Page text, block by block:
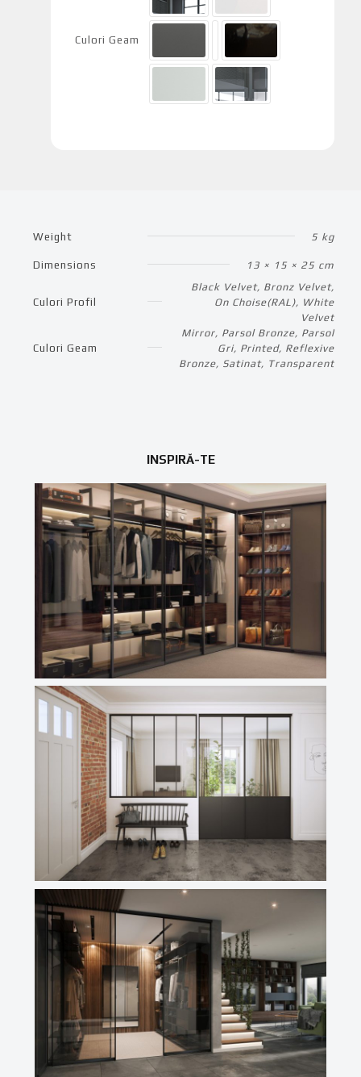
Culori Geam
Weight 5 kg
Dimensions 13 × 15 × 25 cm
Culori Profil
Black Velvet, Bronz Velvet,
On Choise(RAL), White
Velvet
Culori Geam
Mirror, Parsol Bronze, Parsol
Gri, Printed, Reflexive
Bronze, Satinat, Transparent
INSPIRĂ-TE